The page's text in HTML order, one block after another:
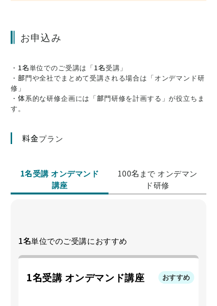
お申込み
・1名単位でのご受講は「1名受講」
・部門や全社でまとめて受講される場合は「オンデマンド研
修」
・体系的な研修企画には「部門研修を計画する」が役立ちま
す。
料金プラン
1名受講 オンデマンド
講座
100名まで オンデマン
ド研修
1名単位でのご受講におすすめ
1名受講 オンデマンド講座 おすすめ